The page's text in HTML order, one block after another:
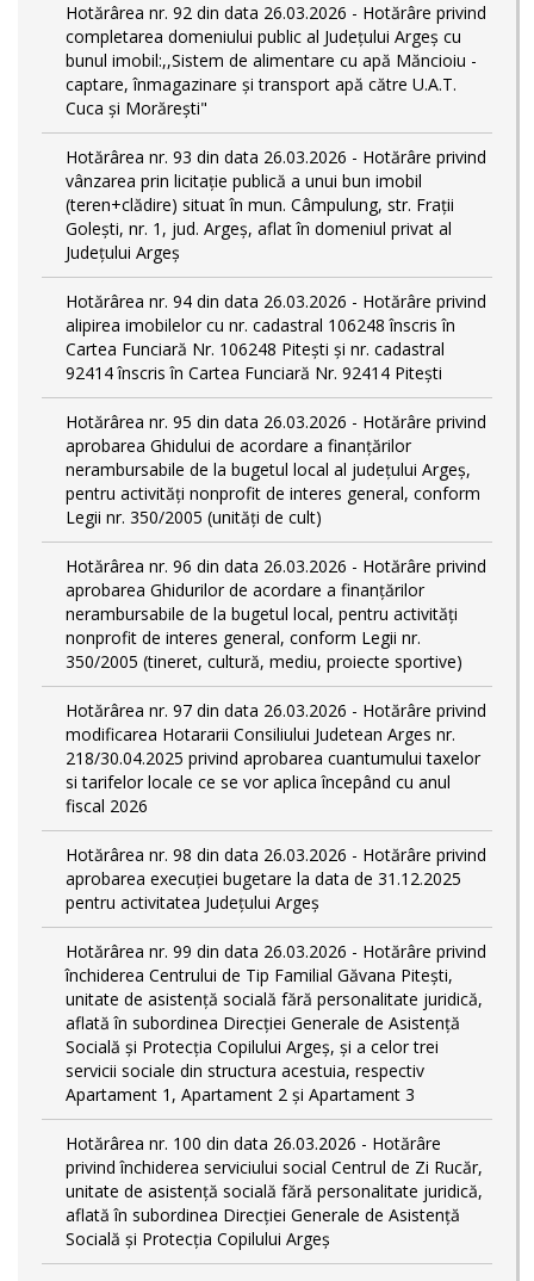
Hotărârea nr. 92 din data 26.03.2026 - Hotărâre privind
completarea domeniului public al Judeţului Argeş cu
bunul imobil:,,Sistem de alimentare cu apă Măncioiu -
captare, înmagazinare și transport apă către U.A.T.
Cuca și Morărești"
Hotărârea nr. 93 din data 26.03.2026 - Hotărâre privind
vânzarea prin licitație publică a unui bun imobil
(teren+clădire) situat în mun. Câmpulung, str. Frații
Golești, nr. 1, jud. Argeș, aflat în domeniul privat al
Judeţului Argeş
Hotărârea nr. 94 din data 26.03.2026 - Hotărâre privind
alipirea imobilelor cu nr. cadastral 106248 înscris în
Cartea Funciară Nr. 106248 Pitești și nr. cadastral
92414 înscris în Cartea Funciară Nr. 92414 Pitești
Hotărârea nr. 95 din data 26.03.2026 - Hotărâre privind
aprobarea Ghidului de acordare a finanţărilor
nerambursabile de la bugetul local al județului Argeș,
pentru activităţi nonprofit de interes general, conform
Legii nr. 350/2005 (unități de cult)
Hotărârea nr. 96 din data 26.03.2026 - Hotărâre privind
aprobarea Ghidurilor de acordare a finanţărilor
nerambursabile de la bugetul local, pentru activităţi
nonprofit de interes general, conform Legii nr.
350/2005 (tineret, cultură, mediu, proiecte sportive)
Hotărârea nr. 97 din data 26.03.2026 - Hotărâre privind
modificarea Hotararii Consiliului Judetean Arges nr.
218/30.04.2025 privind aprobarea cuantumului taxelor
si tarifelor locale ce se vor aplica începând cu anul
fiscal 2026
Hotărârea nr. 98 din data 26.03.2026 - Hotărâre privind
aprobarea execuției bugetare la data de 31.12.2025
pentru activitatea Județului Argeș
Hotărârea nr. 99 din data 26.03.2026 - Hotărâre privind
închiderea Centrului de Tip Familial Găvana Pitești,
unitate de asistență socială fără personalitate juridică,
aflată în subordinea Direcției Generale de Asistență
Socială și Protecția Copilului Argeș, și a celor trei
servicii sociale din structura acestuia, respectiv
Apartament 1, Apartament 2 și Apartament 3
Hotărârea nr. 100 din data 26.03.2026 - Hotărâre
privind închiderea serviciului social Centrul de Zi Rucăr,
unitate de asistență socială fără personalitate juridică,
aflată în subordinea Direcției Generale de Asistență
Socială și Protecția Copilului Argeș